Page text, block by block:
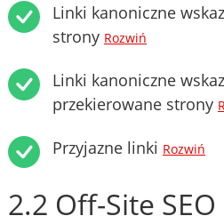
Linki kanoniczne
strony Rozwiń
Linki kanoniczne
przekierowane strony
Przyjazne linki Rozwiń
2.2 Off-Site SEO